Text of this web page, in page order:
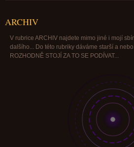
ARCHIV
V rubrice ARCHIV najdete mimo jiné i mojí
dalšího... Do této rubriky dáváme starší a
ROZHODNĚ STOJÍ ZA TO SE PODÍVAT...